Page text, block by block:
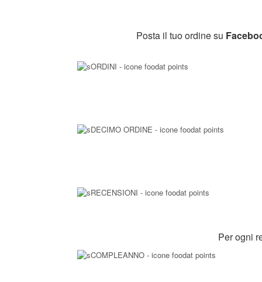
Posta il tuo ordine su
Per ogni